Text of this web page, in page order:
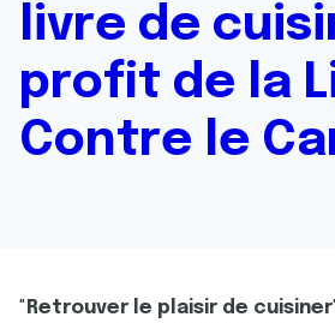
livre de
profit de la
Contre le
" Retrouver le plaisir de cuisiner